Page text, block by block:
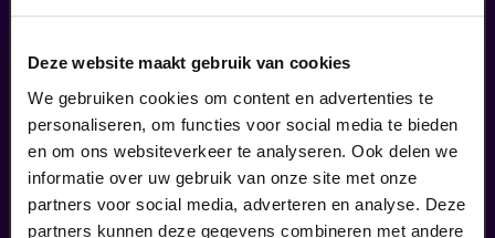
Deze website maakt gebruik van cookies
We gebruiken cookies om content en advertenties te
personaliseren, om functies voor social media te bieden
en om ons websiteverkeer te analyseren. Ook delen we
informatie over uw gebruik van onze site met onze
partners voor social media, adverteren en analyse. Deze
partners kunnen deze gegevens combineren met andere
Finale
Viva Classic Vocal Contest 2026